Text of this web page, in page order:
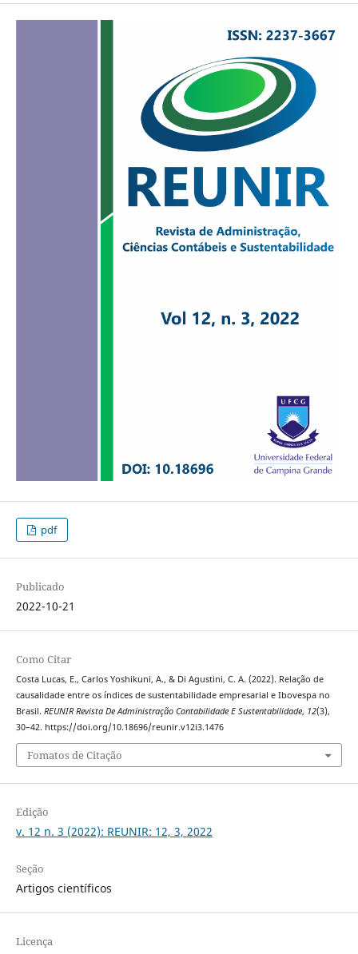
pdf
Publicado
2022-10-21
Como Citar
Costa Lucas, E., Carlos Yoshikuni, A., & Di Agustini, C. A. (2022). Relação de
causalidade entre os índices de sustentabilidade empresarial e Ibovespa no
Brasil. REUNIR Revista De Administração Contabilidade E Sustentabilidade, 12(3),
30–42. https://doi.org/10.18696/reunir.v12i3.1476
Fomatos de Citação
Edição
v. 12 n. 3 (2022): REUNIR: 12, 3, 2022
Seção
Artigos científicos
Licença